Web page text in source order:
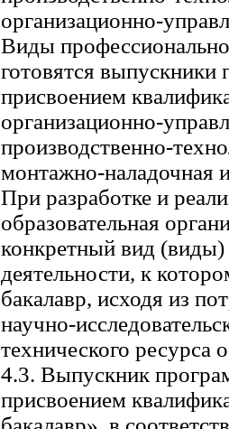
организационно-
Виды
готовятся выпускники
присвоением
организационно-
производственно-
монтажно-наладочная
При разработке и
образовательная
конкретный вид
деятельности, к
бакалавр, исходя из
научно-
технического ресурса
4.3. Выпускник
присвоением